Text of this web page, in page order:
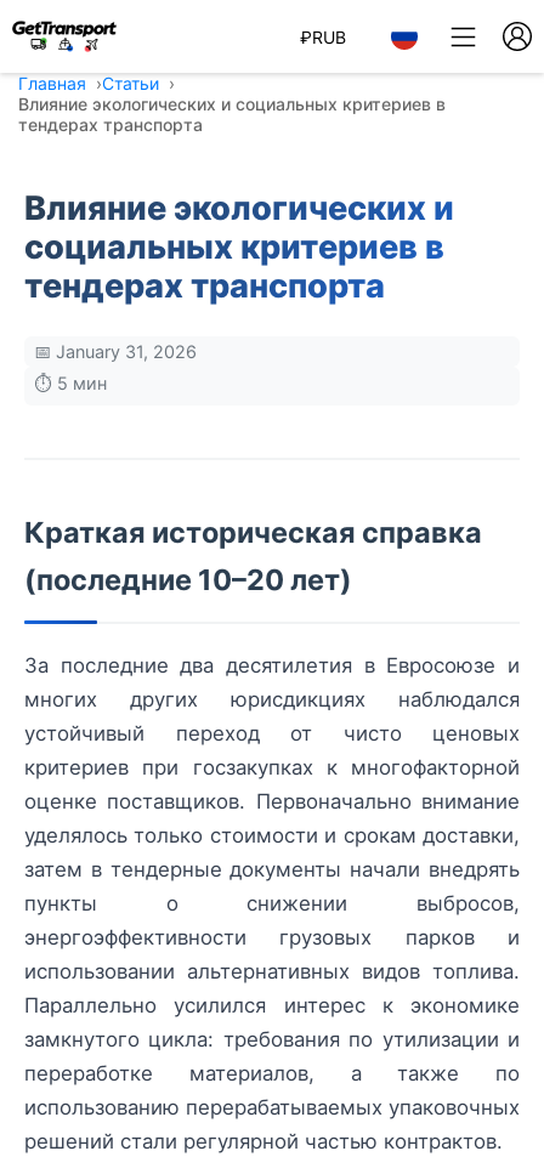
₽RUB
Главная
Статьи
Влияние экологических и социальных критериев в
тендерах транспорта
Влияние экологических и
социальных критериев в
тендерах транспорта
📅 January 31, 2026
⏱️ 5 мин
Краткая историческая справка
(последние 10–20 лет)
За последние два десятилетия в Евросоюзе и
многих других юрисдикциях наблюдался
устойчивый переход от чисто ценовых
критериев при госзакупках к многофакторной
оценке поставщиков. Первоначально внимание
уделялось только стоимости и срокам доставки,
затем в тендерные документы начали внедрять
пункты о снижении выбросов,
энергоэффективности грузовых парков и
использовании альтернативных видов топлива.
Параллельно усилился интерес к экономике
замкнутого цикла: требования по утилизации и
переработке материалов, а также по
использованию перерабатываемых упаковочных
решений стали регулярной частью контрактов.